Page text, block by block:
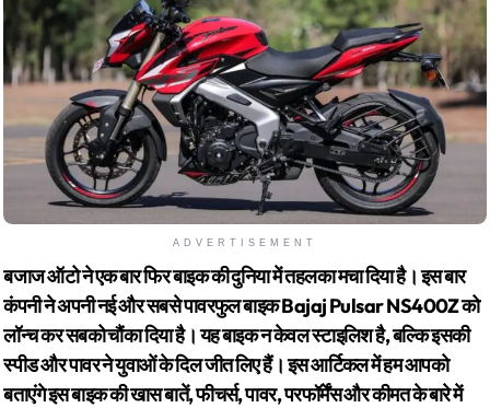
ADVERTISEMENT
बजाज ऑटो ने एक बार फिर बाइक की दुनिया में तहलका मचा दिया है। इस बार
कंपनी ने अपनी नई और सबसे पावरफुल बाइक Bajaj Pulsar NS400Z को
लॉन्च कर सबको चौंका दिया है। यह बाइक न केवल स्टाइलिश है, बल्कि इसकी
स्पीड और पावर ने युवाओं के दिल जीत लिए हैं। इस आर्टिकल में हम आपको
बताएंगे इस बाइक की खास बातें, फीचर्स, पावर, परफॉर्मेंस और कीमत के बारे में